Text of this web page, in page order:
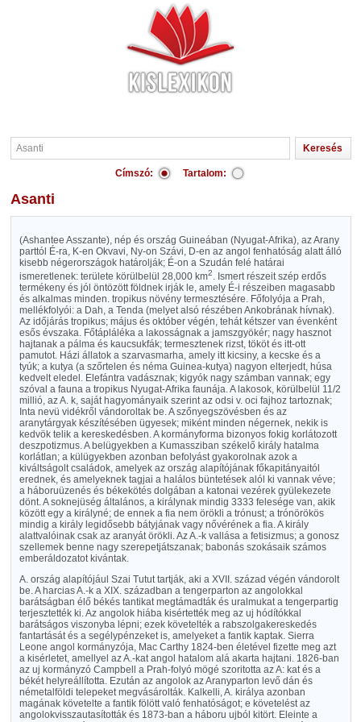
Címszó: Tartalom:
Asanti
(Ashantee Asszante), nép és ország Guineában (Nyugat-Afrika), az Arany
parttól É-ra, K-en Okvavi, Ny-on Szávi, D-en az angol fenhatóság alatt álló
kisebb négerországok határolják; É-on a Szudán felé határai
ismeretlenek: területe körülbelül 28,000 km2. Ismert részeit szép erdős
termékeny és jól öntözött földnek irják le, amely É-i részeiben magasabb
és alkalmas minden. tropikus növény termesztésére. Főfolyója a Prah,
mellékfolyói: a Dah, a Tenda (melyet alsó részében Ankobrának hívnak).
Az időjárás tropikus; május és október végén, tehát kétszer van évenként
esős évszaka. Főtápláléka a lakosságnak a jamszgyökér; nagy hasznot
hajtanak a pálma és kaucsukfák; termesztenek rizst, tököt és itt-ott
pamutot. Házi állatok a szarvasmarha, amely itt kicsiny, a kecske és a
tyúk; a kutya (a szőrtelen és néma Guinea-kutya) nagyon elterjedt, húsa
kedvelt eledel. Elefántra vadásznak; kigyók nagy számban vannak; egy
szóval a fauna a tropikus Nyugat-Afrika faunája. A lakosok, körülbelül 11/2
millió, az A. k, saját hagyományaik szerint az odsi v. oci fajhoz tartoznak;
Inta nevü vidékről vándoroltak be. A szőnyegszövésben és az
aranytárgyak készítésében ügyesek; miként minden négernek, nekik is
kedvök telik a kereskedésben. A kormányforma bizonyos fokig korlátozott
deszpotizmus. A belügyekben a Kumassziban székelő király hatalma
korlátlan; a külügyekben azonban befolyást gyakorolnak azok a
kiváltságolt családok, amelyek az ország alapítójának főkapitányaitól
erednek, és amelyeknek tagjai a halálos büntetések alól ki vannak véve;
a háboruüzenés és békekötés dolgában a katonai vezérek gyülekezete
dönt. A soknejüség általános, a királynak mindig 3333 felesége van, akik
között egy a királyné; de ennek a fia nem örökli a trónust; a trónörökös
mindig a király legidősebb bátyjának vagy nővérének a fia. A király
alattvalóinak csak az aranyát örökli. Az A.-k vallása a fetisizmus; a gonosz
szellemek benne nagy szerepetjátszanak; babonás szokásaik számos
emberáldozatot kivántak.
A. ország alapítójául Szai Tutut tartják, aki a XVII. század végén vándorolt
be. A harcias A.-k a XIX. században a tengerparton az angolokkal
barátságban élő békés tantikat megtámadták és uralmukat a tengerpartig
terjesztették ki. Az angolok hiába kisértették meg az uj hódítókkal
barátságos viszonyba lépni; ezek követelték a rabszolgakereskedés
fantartását és a segélypénzeket is, amelyeket a fantik kaptak. Sierra
Leone angol kormányzója, Mac Carthy 1824-ben életével fizette meg azt
a kisérletet, amellyel az A.-kat angol hatalom alá akarta hajtani. 1826-ban
az uj kormányzó Campbell a Prah-folyó mögé szoritotta az A: kat és a
békét helyreállította. Ezután az angolok az Aranyparton levő dán és
németalföldi telepeket megvásárolták. Kalkelli, A. királya azonban
magának követelte a fantik fölött való fenhatóságot; e követelést az
angolokvisszautasították és 1873-ban a háboru ujból kitört. Eleinte a